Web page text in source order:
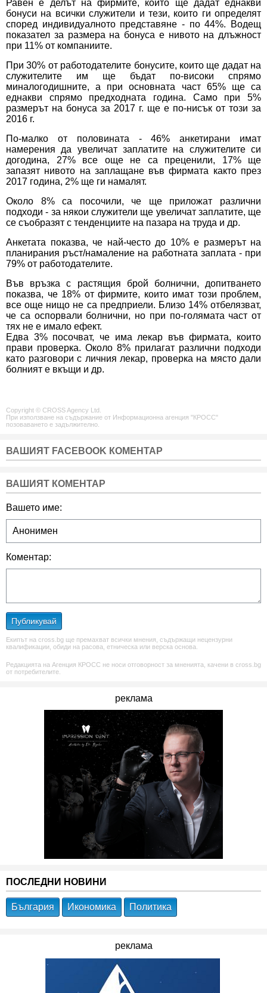
Равен е делът на фирмите, които ще дадат еднакви
бонуси на всички служители и тези, които ги определят
според индивидуалното представяне - по 44%. Водещ
показател за размера на бонуса е нивото на длъжност
при 11% от компаниите.
При 30% от работодателите бонусите, които ще дадат на
служителите им ще бъдат по-високи спрямо
миналогодишните, а при основната част 65% ще са
еднакви спрямо предходната година. Само при 5%
размерът на бонуса за 2017 г. ще е по-нисък от този за
2016 г.
По-малко от половината - 46% анкетирани имат
намерения да увеличат заплатите на служителите си
догодина, 27% все още не са преценили, 17% ще
запазят нивото на заплащане във фирмата както през
2017 година, 2% ще ги намалят.
Около 8% са посочили, че ще приложат различни
подходи - за някои служители ще увеличат заплатите, ще
се съобразят с тенденциите на пазара на труда и др.
Анкетата показва, че най-често до 10% е размерът на
планирания ръст/намаление на работната заплата - при
79% от работодателите.
Във връзка с растящия брой болнични, допитването
показва, че 18% от фирмите, които имат този проблем,
все още нищо не са предприели. Близо 14% отбелязват,
че са оспорвали болнични, но при по-голямата част от
тях не е имало ефект.
Едва 3% посочват, че има лекар във фирмата, които
прави проверка. Около 8% прилагат различни подходи
като разговори с личния лекар, проверка на място дали
болният е вкъщи и др.
Copyright © CROSS Agency Ltd.
При използване на съдържание от Информационна агенция "КРОСС"
позоваването е задължително.
ВАШИЯТ FACEBOOK КОМЕНТАР
ВАШИЯТ КОМЕНТАР
Вашето име:
Коментар:
Публикувай
Екипът на cross.bg ще премахват всички мнения, съдържащи нецензурни
квалификации, обиди на расова, етническа или верска основа.
Редакцията на Агенция КРОСС не носи отговорност за мненията, качени в cross.bg
от потребителите.
реклама
ПОСЛЕДНИ НОВИНИ
България Икономика Политика
реклама